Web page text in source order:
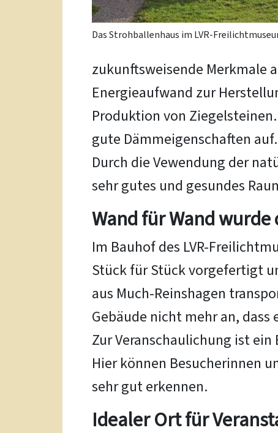
Das Strohballenhaus im LVR-
zukunftsweisende Merkmale
Energieaufwand zur
Produktion von
gute Dämmeigenschaften auf.
Durch die Vewendung der
sehr gutes und gesundes
Wand für Wand
Im Bauhof des LVR-
Stück für Stück vorgefertigt
aus Much-Reinshagen
Gebäude nicht mehr an,
Zur Veranschaulichung ist
Hier können Besucherinnen
sehr gut erkennen.
Idealer Ort für